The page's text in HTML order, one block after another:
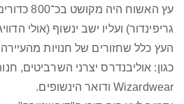
עץ האשוח
גריפינדור) ועליו ישב ינשוף (אולי
העץ כלל שחזורים של חנויות
Wizardwear ודואר הינשופים.